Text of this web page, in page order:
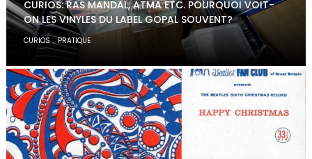
CURIOS: RAS MANDAL, ATMA ETC. POURQUOI VOIT-
ON LES VINYLES DU LABEL GOPAL SOUVENT?
CURIOS,PRATIQUE